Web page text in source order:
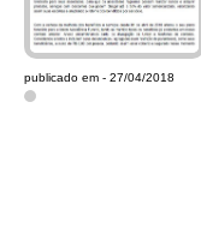
publicado em - 27/04/2018